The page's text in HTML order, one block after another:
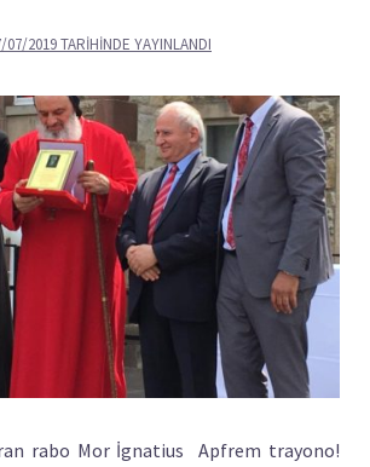
07/2019TARIHINDE YAYINLANDI
rabo Mor İgnatius Apfrem trayono!